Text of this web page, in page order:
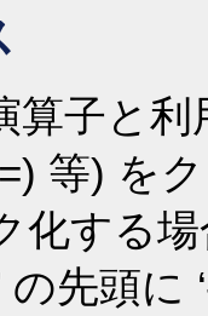
算子と
等) を
化する場
の先頭に ‘